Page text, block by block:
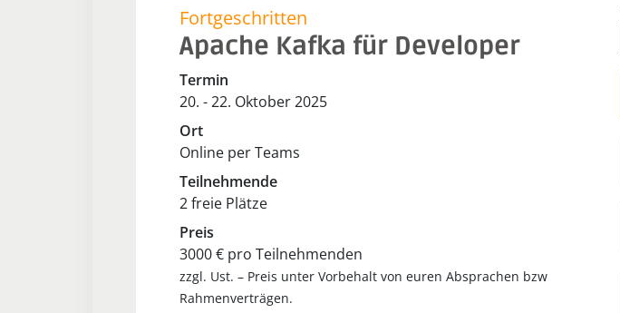
Fortgeschritten
Apache Kafka für Developer
Termin
20. - 22. Oktober 2025
Ort
Online per Teams
Teilnehmende
2 freie Plätze
Preis
3000 € pro Teilnehmenden
zzgl. Ust. – Preis unter Vorbehalt von euren Absprachen bzw
Rahmenverträgen.